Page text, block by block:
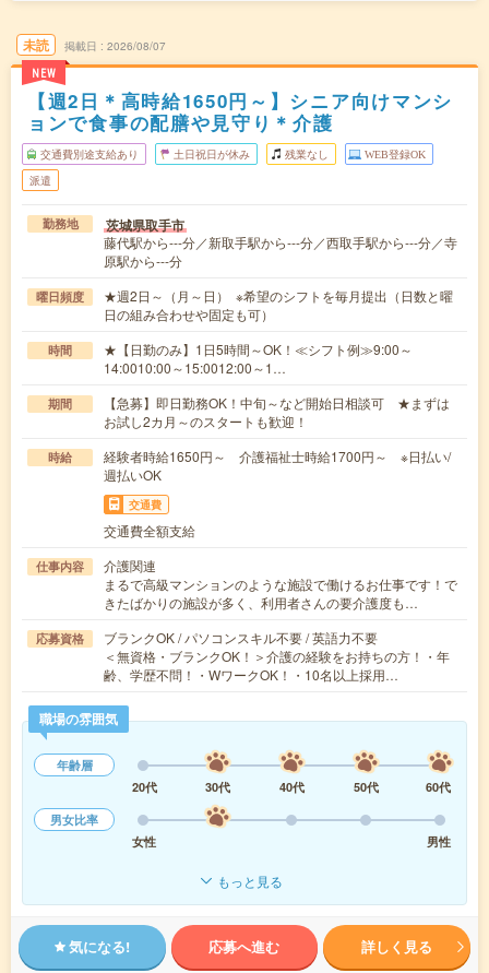
未読
NEW
掲載日 2026/08/07
【週2日＊高時給1650円～】シニア向けマンシ
ョンで食事の配膳や見守り＊介護
交通費別途支給あり 土日祝日が休み 残業なし WEB登録OK
派遣
勤務地 茨城県取手市
藤代駅から---分／新取手駅から---分／西取手駅から---分／寺
原駅から---分
曜日頻度
★週2日～（月～日） ※希望のシフトを毎月提出（日数と曜
日の組み合わせや固定も可）
時間
★【日勤のみ】1日5時間～OK！≪シフト例≫9:00～
14:0010:00～15:0012:00～1…
期間
【急募】即日勤務OK！中旬～など開始日相談可 ★まずは
お試し2カ月～のスタートも歓迎！
時給
経験者時給1650円～ 介護福祉士時給1700円～ ※日払い/
週払いOK
交通費
交通費全額支給
仕事内容
介護関連
まるで高級マンションのような施設で働けるお仕事です！で
きたばかりの施設が多く、利用者さんの要介護度も…
応募資格
ブランクOK / パソコンスキル不要 / 英語力不要
＜無資格・ブランクOK！＞介護の経験をお持ちの方！・年
齢、学歴不問！・WワークOK！・10名以上採用…
職場の雰囲気
年齢層
20代
30代 40代 50代
60代
男女比率
女性
男性
もっと見る
気になる! 応募へ進む 詳しく見る